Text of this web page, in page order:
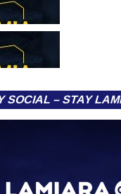
SOCIAL – STAY